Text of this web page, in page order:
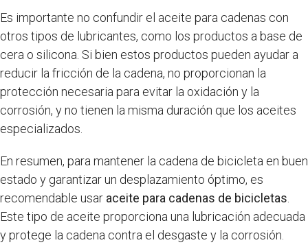
Es importante no confundir el aceite para cadenas con
otros tipos de lubricantes, como los productos a base de
cera o silicona. Si bien estos productos pueden ayudar a
reducir la fricción de la cadena, no proporcionan la
protección necesaria para evitar la oxidación y la
corrosión, y no tienen la misma duración que los aceites
especializados.
En resumen, para mantener la cadena de bicicleta en buen
estado y garantizar un desplazamiento óptimo, es
recomendable usar aceite para cadenas de bicicletas
Este tipo de aceite proporciona una lubricación adecuada
y protege la cadena contra el desgaste y la corrosión.